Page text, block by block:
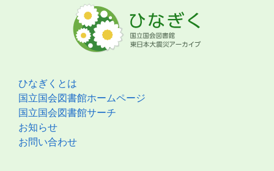
ひなぎくとは
国立国会図書館ホームページ
国立国会図書館サーチ
お知らせ
お問い合わせ